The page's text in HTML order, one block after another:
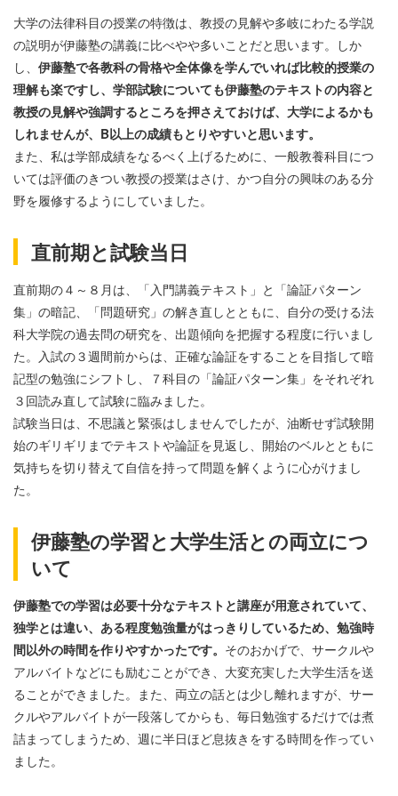
大学の法律科目の授業の特徴は、教授の見解や多岐にわたる学説
の説明が伊藤塾の講義に比べやや多いことだと思います。しか
し、 伊藤塾で各教科の骨格や全体像を学んでいれば比較的授業の
理解も楽ですし、学部試験についても伊藤塾のテキストの内容と
教授の見解や強調するところを押さえておけば、大学によるかも
しれませんが、B以上の成績もとりやすいと思います。
また、私は学部成績をなるべく上げるために、一般教養科目につ
いては評価のきつい教授の授業はさけ、かつ自分の興味のある分
野を履修するようにしていました。
直前期と試験当日
直前期の４～８月は、「入門講義テキスト」と「論証パターン
集」の暗記、「問題研究」の解き直しとともに、自分の受ける法
科大学院の過去問の研究を、出題傾向を把握する程度に行いまし
た。入試の３週間前からは、正確な論証をすることを目指して暗
記型の勉強にシフトし、７科目の「論証パターン集」をそれぞれ
３回読み直して試験に臨みました。
試験当日は、不思議と緊張はしませんでしたが、油断せず試験開
始のギリギリまでテキストや論証を見返し、開始のベルとともに
気持ちを切り替えて自信を持って問題を解くように心がけまし
た。
伊藤塾の学習と大学生活との両立につ
いて
伊藤塾での学習は必要十分なテキストと講座が用意されていて、
独学とは違い、ある程度勉強量がはっきりしているため、勉強時
間以外の時間を作りやすかったです。 そのおかげで、サークルや
アルバイトなどにも励むことができ、大変充実した大学生活を送
ることができました。また、両立の話とは少し離れますが、サー
クルやアルバイトが一段落してからも、毎日勉強するだけでは煮
詰まってしまうため、週に半日ほど息抜きをする時間を作ってい
ました。